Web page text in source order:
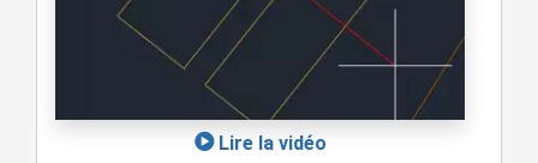
Lire la vidéo